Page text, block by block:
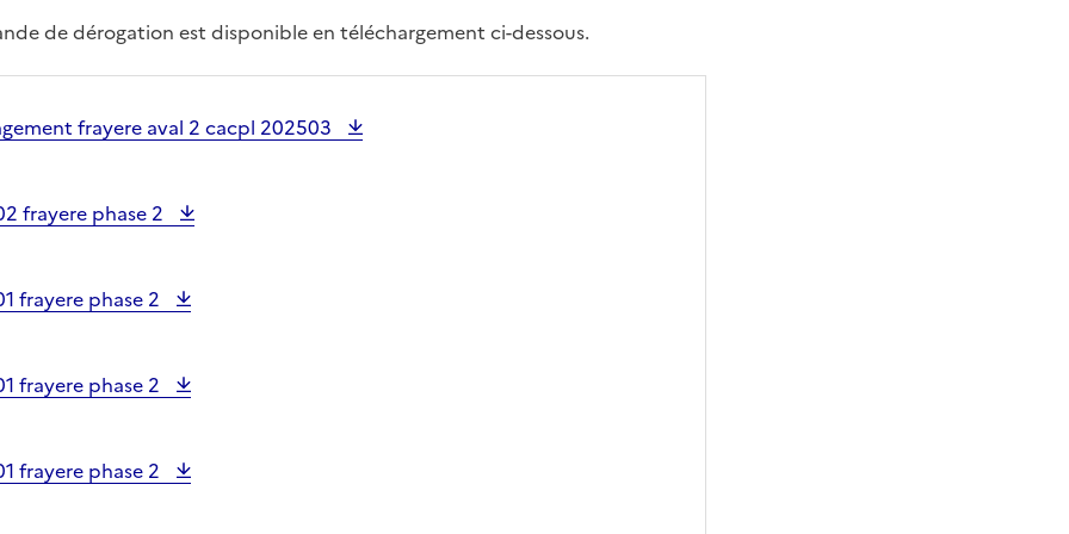
de dérogation est disponible en téléchargement ci-dessous.
frayere aval 2 cacpl 202503
frayere phase 2
frayere phase 2
frayere phase 2
frayere phase 2